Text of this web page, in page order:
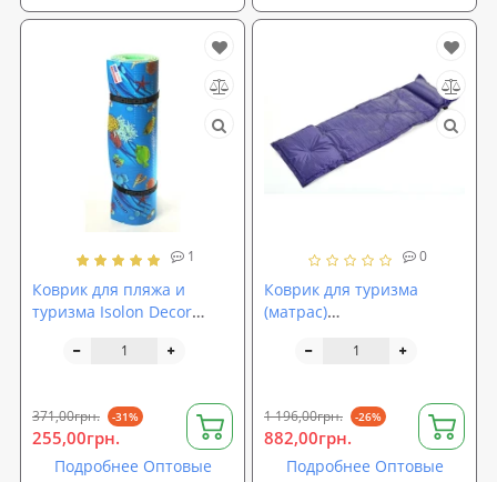
1
Коврик для пляжа и
туризма Isolon Decor
371,00грн. -31%
255,00грн.
Подробнее Оптовые
0
Коврик для туризма
(матрас)
подушкой 180х60х2.5см
1 196,00грн. -26%
882,00грн.
Подробнее Оптовые